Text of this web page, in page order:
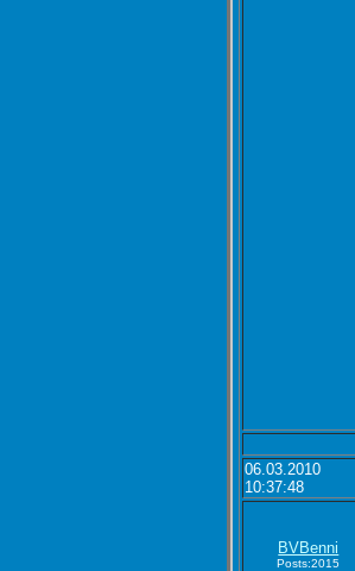
06.03.2010
10:37:48
BVBenni
Posts:2015